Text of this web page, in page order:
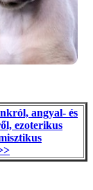
angyal- és
ezoterikus